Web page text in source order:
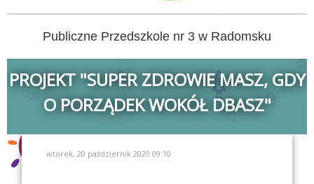
Publiczne Przedszkole nr 3 w Radomsku
PROJEKT "SUPER ZDROWIE MASZ, GDY
O PORZĄDEK WOKÓŁ DBASZ"
wtorek, 20 październik 2020 09:10